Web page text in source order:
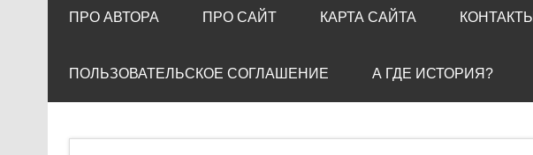
ПРО АВТОРА ПРО САЙТ КАРТА САЙТА КОНТАКТЫ
ПОЛЬЗОВАТЕЛЬСКОЕ СОГЛАШЕНИЕ А ГДЕ ИСТОРИЯ?